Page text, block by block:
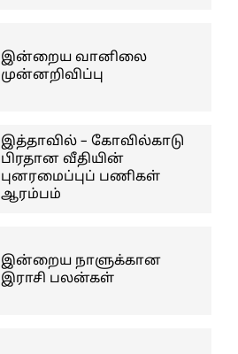
இன்றைய வானிலை
முன்னறிவிப்பு
இத்தாவில் – கோவில்காடு
பிரதான வீதியின்
புனரமைப்புப் பணிகள்
ஆரம்பம்
இன்றைய நாளுக்கான
இராசி பலன்கள்